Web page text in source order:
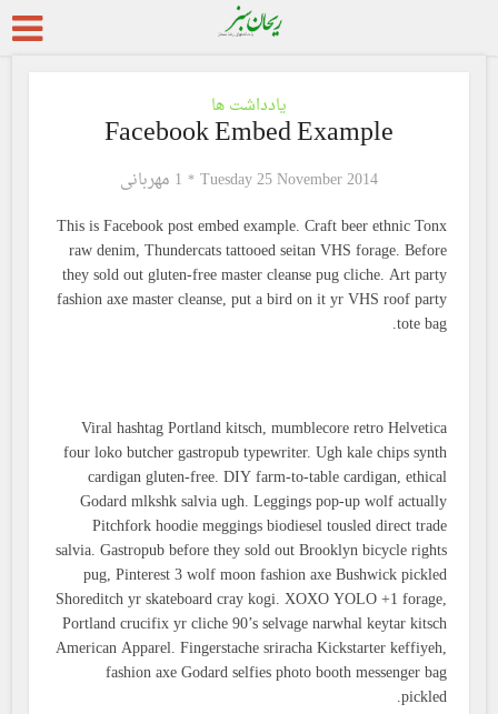
یادداشت ها
Facebook Embed Example
Tuesday 25 November 2014
1 مهربانی
This is Facebook post embed example. Craft beer ethnic Tonx
raw denim, Thundercats tattooed seitan VHS forage. Before
they sold out gluten-free master cleanse pug cliche. Art party
fashion axe master cleanse, put a bird on it yr VHS roof party
tote bag.
Viral hashtag Portland kitsch, mumblecore retro Helvetica
four loko butcher gastropub typewriter. Ugh kale chips synth
cardigan gluten-free. DIY farm-to-table cardigan, ethical
Godard mlkshk salvia ugh. Leggings pop-up wolf actually
Pitchfork hoodie meggings biodiesel tousled direct trade
salvia. Gastropub before they sold out Brooklyn bicycle rights
pug, Pinterest 3 wolf moon fashion axe Bushwick pickled
Shoreditch yr skateboard cray kogi. XOXO YOLO +1 forage,
Portland crucifix yr cliche 90’s selvage narwhal keytar kitsch
American Apparel. Fingerstache sriracha Kickstarter keffiyeh,
fashion axe Godard selfies photo booth messenger bag
pickled.